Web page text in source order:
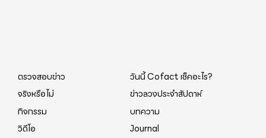
ตรวจสอบข่าว
วันนี้ Cofact เช็คอะไร?
จริงหรือไม่
ข่าวลวงประจำสัปดาห์
กิจกรรม
บทความ
วิดีโอ
Journal